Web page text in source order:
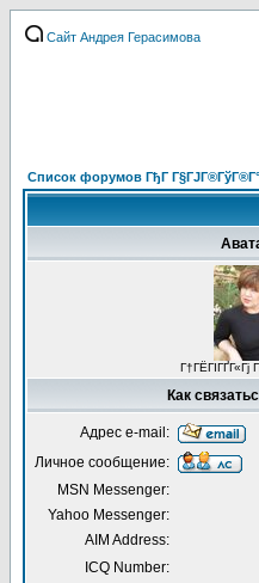
Сайт Андрея Герасимова
Список форумов ГђГ
Г†ГЁГІГҐГ«Гј
Как
Адрес e-mail:
Личное сообщение:
MSN Messenger:
Yahoo Messenger:
AIM Address:
ICQ Number: